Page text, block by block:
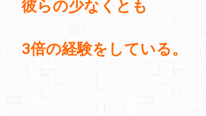
彼らの少なくとも
3倍の経験をしている。